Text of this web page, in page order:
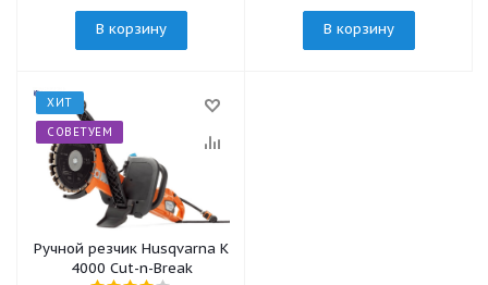
В корзину В корзину
ХИТ
СОВЕТУЕМ
Ручной резчик Husqvarna K
4000 Cut-n-Break